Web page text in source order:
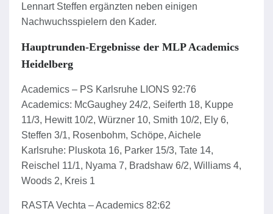
Lennart Steffen ergänzten neben einigen
Nachwuchsspielern den Kader.
Hauptrunden-Ergebnisse der MLP Academics
Heidelberg
Academics – PS Karlsruhe LIONS 92:76
Academics: McGaughey 24/2, Seiferth 18, Kuppe
11/3, Hewitt 10/2, Würzner 10, Smith 10/2, Ely 6,
Steffen 3/1, Rosenbohm, Schöpe, Aichele
Karlsruhe: Pluskota 16, Parker 15/3, Tate 14,
Reischel 11/1, Nyama 7, Bradshaw 6/2, Williams 4,
Woods 2, Kreis 1
RASTA Vechta – Academics 82:62